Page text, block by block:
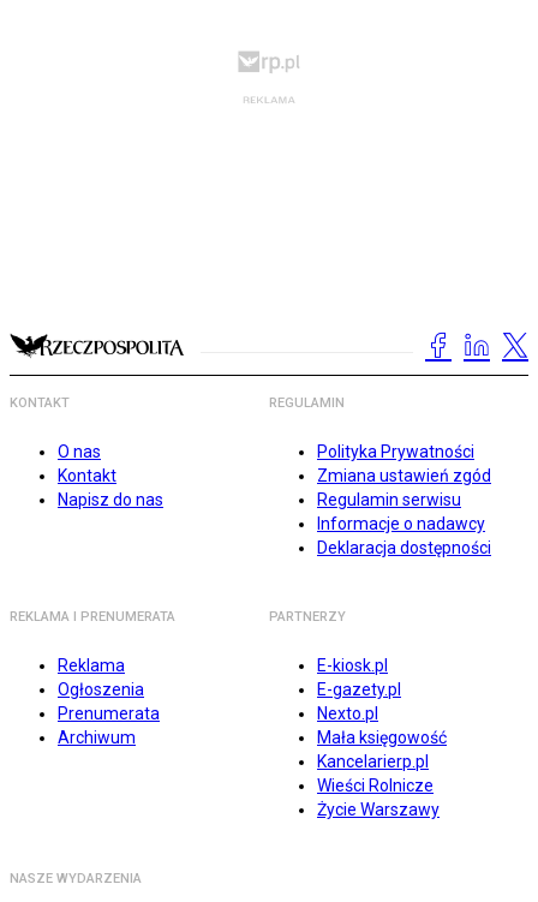
KONTAKT
O nas
Kontakt
Napisz do nas
REGULAMIN
Polityka Prywatności
Zmiana ustawień zgód
Regulamin serwisu
Informacje o nadawcy
Deklaracja dostępności
REKLAMA I PRENUMERATA
Reklama
Ogłoszenia
Prenumerata
Archiwum
PARTNERZY
E-kiosk.pl
E-gazety.pl
Nexto.pl
Mała księgowość
Kancelarierp.pl
Wieści Rolnicze
Życie Warszawy
NASZE WYDARZENIA